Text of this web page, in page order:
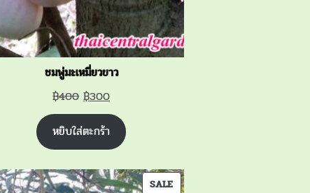
ชมพู่มะเหมี่ยวขาว
฿400 Original
price
was:
฿400.
฿300Current
price
is:
฿300.
หยิบใส่ตะกร้า
SALEPRODUCT